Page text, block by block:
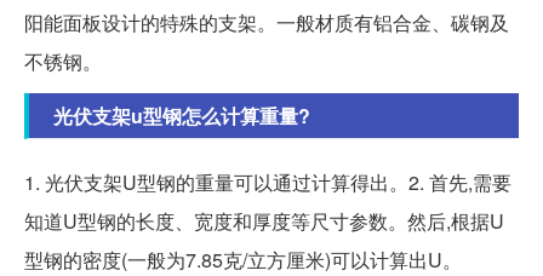
阳能面板设计的特殊的支架。一般材质有铝合金、碳钢及
不锈钢。
光伏支架u型钢怎么计算重量?
1. 光伏支架U型钢的重量可以通过计算得出。2. 首先,需要
知道U型钢的长度、宽度和厚度等尺寸参数。然后,根据U
型钢的密度(一般为7.85克/立方厘米)可以计算出U。